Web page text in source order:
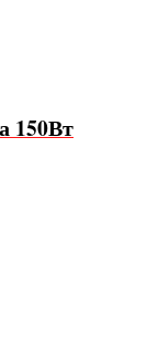
150Вт